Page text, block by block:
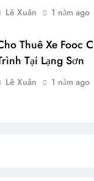
Lê Xuân 1 năm ago
Thuê Xe Fooc
Tại Lạng Sơn
Lê Xuân 1 năm ago